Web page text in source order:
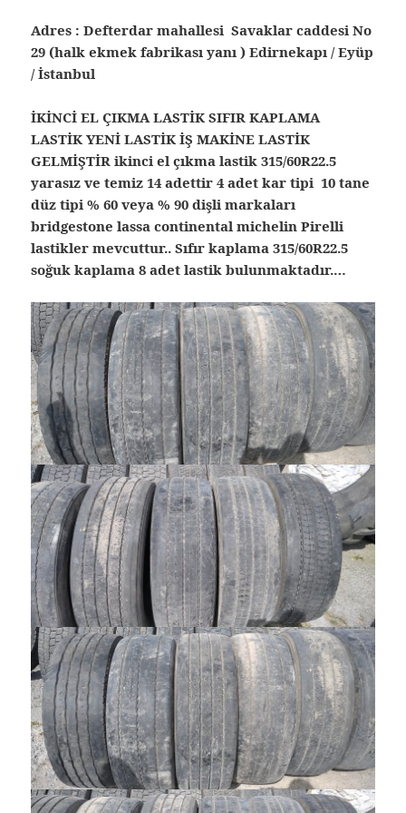
Adres : Defterdar mahallesi Savaklar caddesi No
29 (halk ekmek fabrikası yanı ) Edirnekapı / Eyüp
/ İstanbul
İKİNCİ EL ÇIKMA LASTİK SIFIR KAPLAMA
LASTİK YENİ LASTİK İŞ MAKİNE LASTİK
GELMİŞTİR ikinci el çıkma lastik 315/60R22.5
yarasız ve temiz 14 adettir 4 adet kar tipi 10 tane
düz tipi % 60 veya % 90 dişli markaları
bridgestone lassa continental michelin Pirelli
lastikler mevcuttur.. Sıfır kaplama 315/60R22.5
soğuk kaplama 8 adet lastik bulunmaktadır.…